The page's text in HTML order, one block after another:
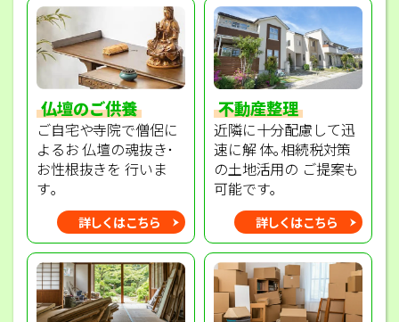
仏壇のご供養
ご自宅や寺院で僧侶に
よるお 仏壇の魂抜き･
お性根抜きを 行いま
す｡
詳しくはこちら
不動産整理
近隣に十分配慮して迅
速に解 体｡相続税対策
の土地活用の ご提案も
可能です｡
詳しくはこちら